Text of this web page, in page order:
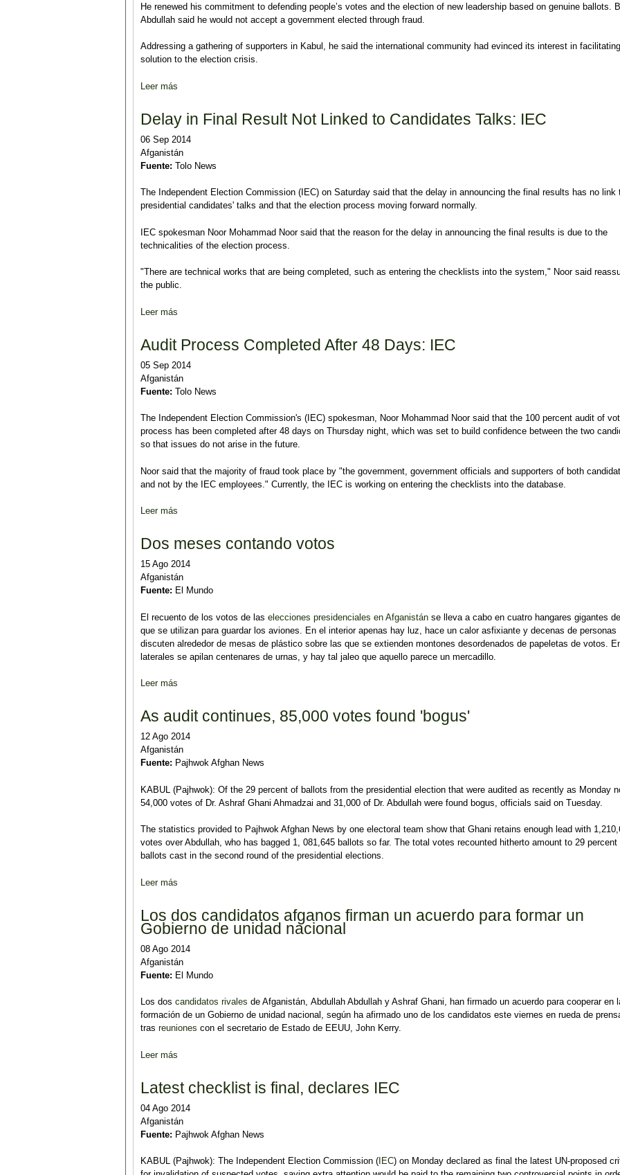
He renewed his commitment to defending people’s votes and the election of new leadership based on genuine ballots.
Abdullah said he would not accept a government elected through fraud.
Addressing a gathering of supporters in Kabul, he said the international community had evinced its interest in
solution to the election crisis.
Leer más
Delay in Final Result Not Linked to Candidates Talks: IEC
06 Sep 2014
Afganistán
Fuente: Tolo News
The Independent Election Commission (IEC) on Saturday said that the delay in announcing the final results has no link
presidential candidates' talks and that the election process moving forward normally.
IEC spokesman Noor Mohammad Noor said that the reason for the delay in announcing the final results is due to the
technicalities of the election process.
"There are technical works that are being completed, such as entering the checklists into the system," Noor said
the public.
Leer más
Audit Process Completed After 48 Days: IEC
05 Sep 2014
Afganistán
Fuente: Tolo News
The Independent Election Commission's (IEC) spokesman, Noor Mohammad Noor said that the 100 percent audit of
process has been completed after 48 days on Thursday night, which was set to build confidence between the two
so that issues do not arise in the future.
Noor said that the majority of fraud took place by "the government, government officials and supporters of both
and not by the IEC employees." Currently, the IEC is working on entering the checklists into the database.
Leer más
Dos meses contando votos
15 Ago 2014
Afganistán
Fuente: El Mundo
El recuento de los votos de las elecciones presidenciales en Afganistán se lleva a cabo en cuatro hangares gigantes
que se utilizan para guardar los aviones. En el interior apenas hay luz, hace un calor asfixiante y decenas de personas
discuten alrededor de mesas de plástico sobre las que se extienden montones desordenados de papeletas de votos.
laterales se apilan centenares de urnas, y hay tal jaleo que aquello parece un mercadillo.
Leer más
As audit continues, 85,000 votes found 'bogus'
12 Ago 2014
Afganistán
Fuente: Pajhwok Afghan News
KABUL (Pajhwok): Of the 29 percent of ballots from the presidential election that were audited as recently as Monday
54,000 votes of Dr. Ashraf Ghani Ahmadzai and 31,000 of Dr. Abdullah were found bogus, officials said on Tuesday.
The statistics provided to Pajhwok Afghan News by one electoral team show that Ghani retains enough lead with
votes over Abdullah, who has bagged 1, 081,645 ballots so far. The total votes recounted hitherto amount to 29 percent
ballots cast in the second round of the presidential elections.
Leer más
Los dos candidatos afganos firman un acuerdo para formar un
Gobierno de unidad nacional
08 Ago 2014
Afganistán
Fuente: El Mundo
Los dos candidatos rivales de Afganistán, Abdullah Abdullah y Ashraf Ghani, han firmado un acuerdo para cooperar en
formación de un Gobierno de unidad nacional, según ha afirmado uno de los candidatos este viernes en rueda de
tras reuniones con el secretario de Estado de EEUU, John Kerry.
Leer más
Latest checklist is final, declares IEC
04 Ago 2014
Afganistán
Fuente: Pajhwok Afghan News
KABUL (Pajhwok): The Independent Election Commission ( IEC) on Monday declared as final the latest UN-proposed